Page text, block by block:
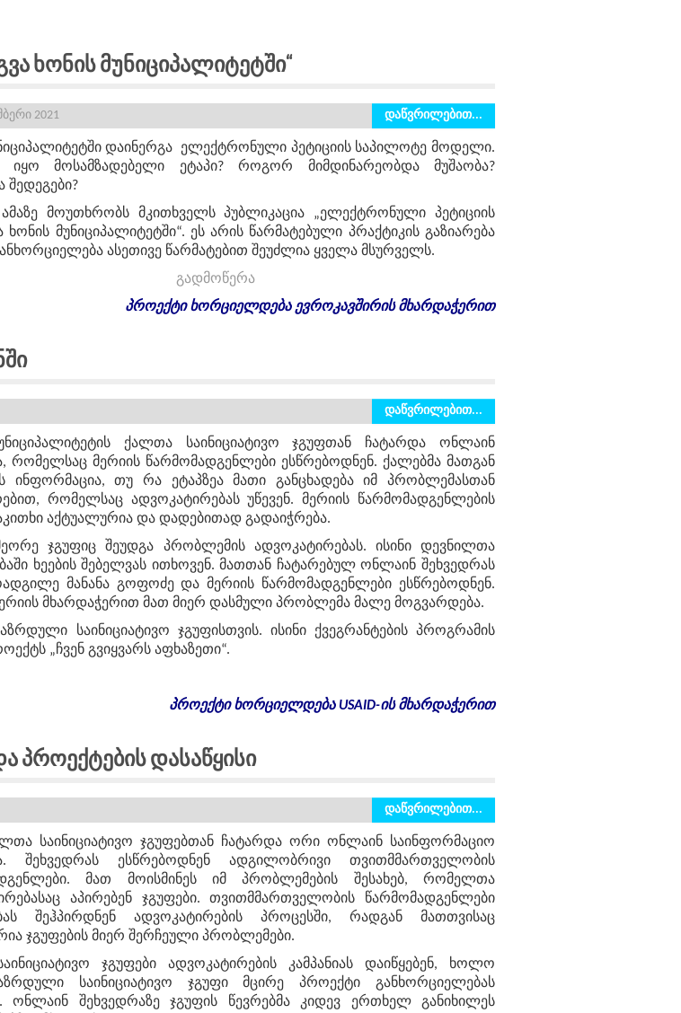
Ხონის Მუნიციპალიტეტში“
2021 დაწვრილებით...
დაინერგა ელექტრონული პეტიციის საპილოტე მოდელი.
მოსამზადებელი ეტაპი? როგორ მიმდინარეობდა მუშაობა?
მოუთხრობს მკითხველს პუბლიკაცია „ელექტრონული პეტიციის
ხონის მუნიციპალიტეტში“. ეს არის წარმატებული პრაქტიკის გაზიარება
ასეთივე წარმატებით შეუძლია ყველა მსურველს.
გადმოწერა
პროექტი ხორციელდება ევროკავშირის მხარდაჭერით
დაწვრილებით...
ქალთა საინიციატივო ჯგუფთან ჩატარდა ონლაინ
რომელსაც მერიის წარმომადგენლები ესწრებოდნენ. ქალებმა მათგან
ინფორმაცია, თუ რა ეტაპზეა მათი განცხადება იმ პრობლემასთან
რომელსაც ადვოკატირებას უწევენ. მერიის წარმომადგენლების
აქტუალურია და დადებითად გადაიჭრება.
ჯგუფიც შეუდგა პრობლემის ადვოკატირებას. ისინი დევნილთა
ხეების შებელვას ითხოვენ. მათთან ჩატარებულ ონლაინ შეხვედრას
მანანა გოფოძე და მერიის წარმომადგენლები ესწრებოდნენ.
მხარდაჭერით მათ მიერ დასმული პრობლემა მალე მოგვარდება.
საინიციატივო ჯგუფისთვის. ისინი ქვეგრანტების პროგრამის
„ჩვენ გვიყვარს აფხაზეთი“.
პროექტი ხორციელდება USAID-ის მხარდაჭერით
Პროექტების Დასაწყისი
დაწვრილებით...
საინიციატივო ჯგუფებთან ჩატარდა ორი ონლაინ საინფორმაციო
შეხვედრას ესწრებოდნენ ადგილობრივი თვითმმართველობის
მათ მოისმინეს იმ პრობლემების შესახებ, რომელთა
აპირებენ ჯგუფები. თვითმმართველობის წარმომადგენლები
შეჰპირდნენ ადვოკატირების პროცესში, რადგან მათთვისაც
ჯგუფების მიერ შერჩეული პრობლემები.
ჯგუფები ადვოკატირების კამპანიას დაიწყებენ, ხოლო
საინიციატივო ჯგუფი მცირე პროექტი განხორციელებას
ონლაინ შეხვედრაზე ჯგუფის წევრებმა კიდევ ერთხელ განიხილეს